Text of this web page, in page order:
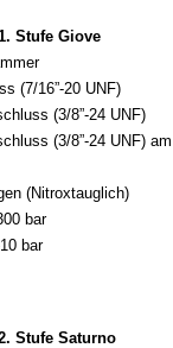
Stufe Giove
(7/16”-20 UNF)
(3/8”-24 UNF)
(3/8”-24 UNF)
(Nitroxtauglich)
bar
bar
Stufe Saturno